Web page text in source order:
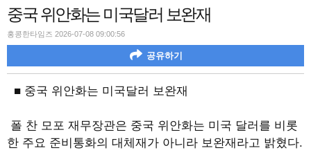
중국 위안화는 미국달러 보완재
홍콩한타임즈 2026-07-08 09:00:56
공유하기
■ 중국 위안화는 미국달러 보완재
폴 찬 모포 재무장관은 중국 위안화는 미국 달러를 비롯
한 주요 준비통화의 대체재가 아니라 보완재라고 밝혔다.